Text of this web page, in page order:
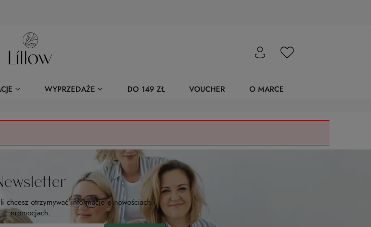
WYPRZEDAŻE DO 149 ZŁ VOUCHER O MARCE
chcesz otrzymywać informacje o nowościach i
promocjach.